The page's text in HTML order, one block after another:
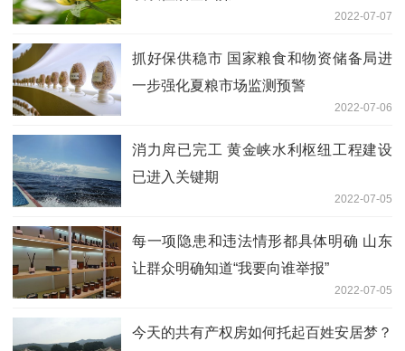
2022-07-07
抓好保供稳市 国家粮食和物资储备局进
一步强化夏粮市场监测预警
2022-07-06
消力戽已完工 黄金峡水利枢纽工程建设
已进入关键期
2022-07-05
每一项隐患和违法情形都具体明确 山东
让群众明确知道“我要向谁举报”
2022-07-05
今天的共有产权房如何托起百姓安居梦？